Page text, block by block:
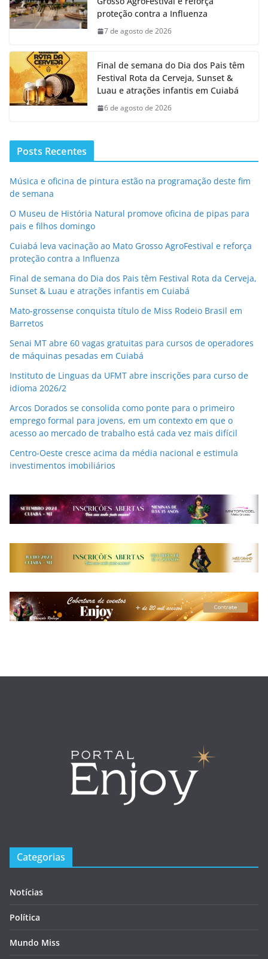
proteção contra a Influenza
7 de agosto de 2026
Final de semana do Dia dos Pais têm
Festival Rota da Cerveja, Sunset &
Luau e atrações infantis em Cuiabá
6 de agosto de 2026
Posts Recentes
Música e oficina de pintura estão na programação deste fim
de semana
O Museu de História Natural promove oficina de pipas para
pais e filhos domingo
Cuiabá leva vacinação ao Mato Grosso AgroFestival e reforça
proteção contra a Influenza
Final de semana do Dia dos Pais têm Festival Rota da Cerveja,
Sunset & Luau e atrações infantis em Cuiabá
Mato-grossense conquista título de Miss Rodeio Brasil em
Barretos
Senai MT abre 60 vagas gratuitas para cursos de operadores
de máquinas pesadas em Cuiabá
Instituto de Linguas da UFMT abre inscrições para curso de
idioma 2026/2
Arcos Dorados se consolida como ponte para o primeiro
emprego formal para jovens, em um contexto em que o
acesso ao mercado de trabalho está cada vez mais difícil
Centro-Oeste cresce acima da média nacional e estimula
investimentos imobiliários
Categorias
Notícias
Política
Mundo Miss